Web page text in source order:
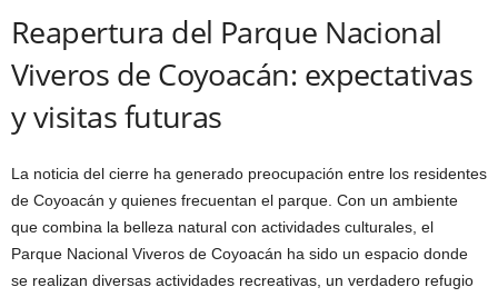
Reapertura del Parque Nacional
Viveros de Coyoacán: expectativas
y visitas futuras
La noticia del cierre ha generado preocupación entre los residentes
de Coyoacán y quienes frecuentan el parque. Con un ambiente
que combina la belleza natural con actividades culturales, el
Parque Nacional Viveros de Coyoacán ha sido un espacio donde
se realizan diversas actividades recreativas, un verdadero refugio